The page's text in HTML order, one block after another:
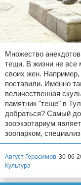
Множество
тещи. В жизни не все
своих жен.
поставили. Именно
величественная
памятник "теще" в
добраться? Самый
зооэкзотариум
зоопарком,
Август Герасимов 30-06-
Культура